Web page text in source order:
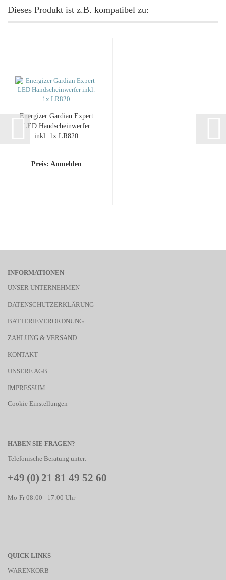
Dieses Produkt ist z.B. kompatibel zu:
En­er­gi­zer Gar­di­an Ex­pert
LED Hand­schein­wer­fer
inkl. 1x LR820
Preis: Anmelden
INFORMATIONEN
UNSER UNTERNEHMEN
DATENSCHUTZERKLÄRUNG
BATTERIEVERORDNUNG
ZAHLUNG & VERSAND
KONTAKT
UNSERE AGB
IMPRESSUM
Cookie Einstellungen
HABEN SIE FRAGEN?
Telefonische Beratung unter:
+49 (0) 21 81 49 52 60
Mo-Fr 08:00 - 17:00 Uhr
QUICK LINKS
WARENKORB